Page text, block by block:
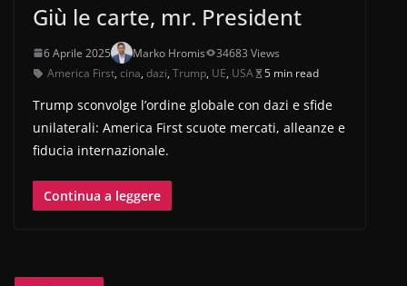
Giù le carte, mr. President
6 Aprile 2025 Marko Hromis
34683 Views
America First, cina, dazi, Trump, UE, USA 5 min read
Trump sconvolge l’ordine globale con dazi e sfide
unilaterali: America First scuote mercati, alleanze e
fiducia internazionale.
Continua a leggere